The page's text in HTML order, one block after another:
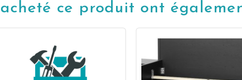
ce produit ont